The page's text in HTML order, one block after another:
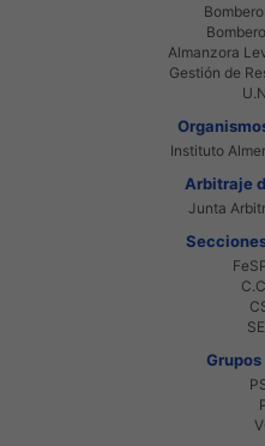
Almanzora
Gestión de
Instituto
Arbitraje
Junta